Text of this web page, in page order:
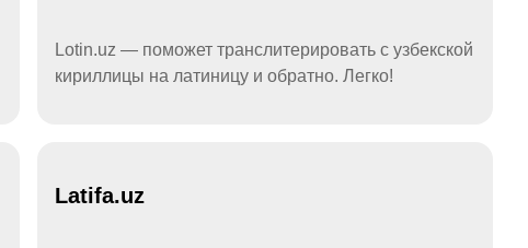
Lotin.uz — поможет транслитерировать с узбекской
кириллицы на латиницу и обратно. Легко!
Latifa.uz